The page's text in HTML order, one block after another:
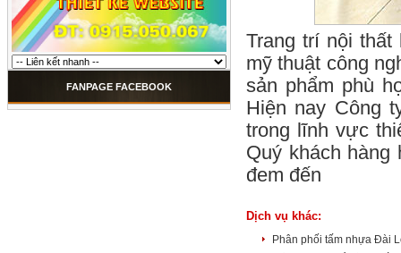
FANPAGE FACEBOOK
Trang trí nội
mỹ thuật công
sản phẩm phù
Hiện nay Công
trong lĩnh vực
Quý khách hàng
đem đến
Dịch vụ khác:
Phân phối tấm nhựa Đài